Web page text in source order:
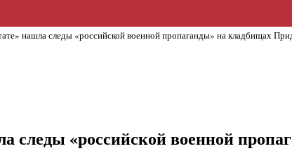
нашла следы «российской военной пропаганды» на кладбищах
следы «российской военной